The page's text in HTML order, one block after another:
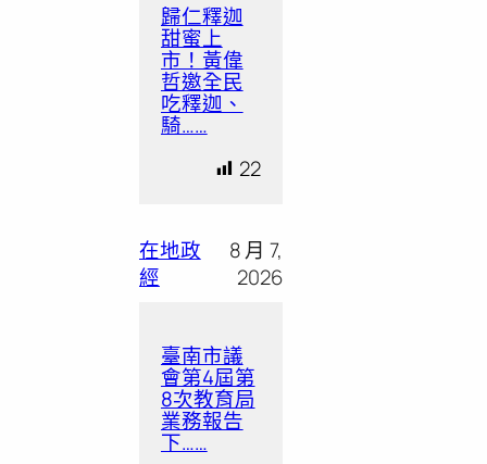
歸仁釋迦
甜蜜上
市！黃偉
哲邀全民
吃釋迦、
騎……
22
在地政
經
8 月 7,
2026
臺南市議
會第4屆第
8次教育局
業務報告
下……